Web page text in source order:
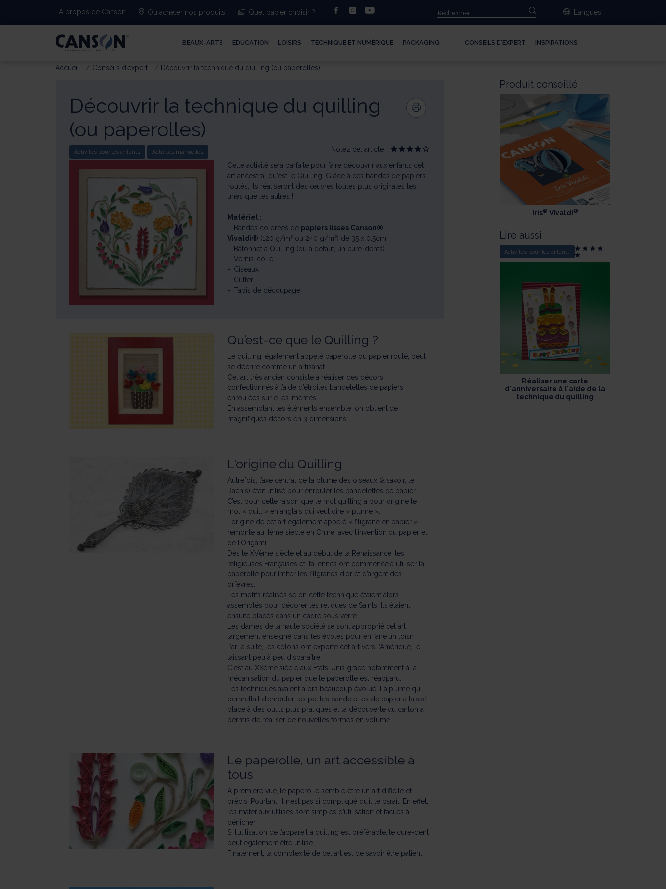
A propos de Canson Où acheter nos produits Quel papier choisir ? facebookinstagram Langues
BEAUX-ARTS EDUCATION LOISIRS TECHNIQUE ET NUMÉRIQUE PACKAGING CONSEILS D'EXPERT INSPIRATIONS
Accueil Conseils d’expert Découvrir la technique du quilling (ou paperolles)
Découvrir la technique du quilling
(ou paperolles)
Activités pour les enfants Activités manuelles Notez cet article
Give
la
technique
du
Give
la
technique
Give
la
technique
du
Give
la
technique
Give
la
technique
Cette activité sera parfaite pour faire découvrir aux enfants cet
art ancestral qu'est le Quilling. Grâce à ces bandes de papiers
roulés, ils réaliseront des œuvres toutes plus originales les
unes que les autres !
Matériel :
Bandes colorées de papiers lisses Canson®
Vivaldi® (120 g/m² ou 240 g/m²) de 35 x 0,5cm
Bâtonnet à Quilling (ou à défaut, un cure-dents)
Vernis-colle
Ciseaux
Cutter
Tapis de découpage
Qu’est-ce que le Quilling ?
Le quilling, également appelé paperolle ou papier roulé, peut
se décrire comme un artisanat.
Cet art très ancien consiste à réaliser des décors
confectionnés à l’aide d’étroites bandelettes de papiers,
enroulées sur elles-mêmes.
En assemblant les éléments ensemble, on obtient de
magnifiques décors en 3 dimensions.
L'origine du Quilling
Autrefois, l’axe central de la plume des oiseaux (à savoir, le
Rachis) était utilisé pour enrouler les bandelettes de papier.
C’est pour cette raison que le mot quilling a pour origine le
mot « quill » en anglais qui veut dire « plume ».
L’origine de cet art également appelé « filigrane en papier »
remonte au IIème siècle en Chine, avec l’invention du papier et
de l’Origami.
Dès le XVème siècle et au début de la Renaissance, les
religieuses Françaises et Italiennes ont commencé à utiliser la
paperolle pour imiter les filigranes d’or et d’argent des
orfèvres.
Les motifs réalisés selon cette technique étaient alors
assemblés pour décorer les reliques de Saints. Ils étaient
ensuite placés dans un cadre sous verre.
Les dames de la haute société se sont approprié cet art
largement enseigné dans les écoles pour en faire un loisir.
Par la suite, les colons ont exporté cet art vers l’Amérique, le
laissant peu à peu disparaître.
C'est au XXème siècle aux États-Unis grâce notamment à la
mécanisation du papier que le paperolle est réapparu.
Les techniques avaient alors beaucoup évolué. La plume qui
permettait d’enrouler les petites bandelettes de papier a laissé
place à des outils plus pratiques et la découverte du carton a
permis de réaliser de nouvelles formes en volume.
Le paperolle, un art accessible à
tous
A première vue, le paperolle semble être un art difficile et
précis. Pourtant, il n’est pas si compliqué qu’il le paraît. En effet,
les matériaux utilisés sont simples d’utilisation et faciles à
dénicher.
Si l’utilisation de l’appareil à quilling est préférable, le cure-dent
peut également être utilisé.
Finalement, la complexité de cet art est de savoir être patient !
Produit conseillé
Iris® Vivaldi®
Lire aussi
Activités pour les enfants
Réaliser une carte
d'anniversaire à l'aide de la
technique du quilling